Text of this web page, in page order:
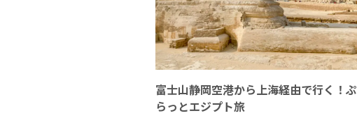
富士山静岡空港から上海経由で行く！ぷ
らっとエジプト旅